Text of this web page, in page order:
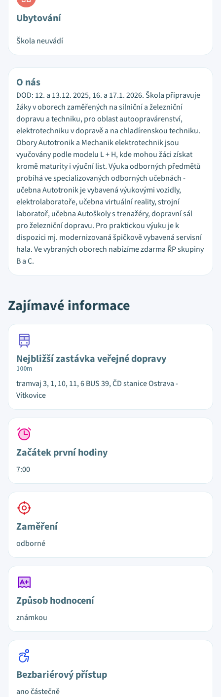
Ubytování
Škola neuvádí
O nás
DOD: 12. a 13.12. 2025, 16. a 17.1. 2026. Škola připravuje
žáky v oborech zaměřených na silniční a železniční
dopravu a techniku, pro oblast autoopravárenství,
elektrotechniku v dopravě a na chladírenskou techniku.
Obory Autotronik a Mechanik elektrotechnik jsou
vyučovány podle modelu L + H, kde mohou žáci získat
kromě maturity i výuční list. Výuka odborných předmětů
probíhá ve specializovaných odborných učebnách -
učebna Autotronik je vybavená výukovými vozidly,
elektrolaboratoře, učebna virtuální reality, strojní
laboratoř, učebna Autoškoly s trenažéry, dopravní sál
pro železniční dopravu. Pro praktickou výuku je k
dispozici mj. modernizovaná špičkově vybavená servisní
hala. Ve vybraných oborech nabízíme zdarma ŘP skupiny
B a C.
Zajímavé informace
Nejbližší zastávka veřejné dopravy
100m
tramvaj 3, 1, 10, 11, 6 BUS 39, ČD stanice Ostrava -
Vítkovice
Začátek první hodiny
7:00
Zaměření
odborné
Způsob hodnocení
známkou
Bezbariérový přístup
ano částečně